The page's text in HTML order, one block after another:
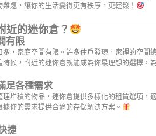
題，讓你的生活變得更有秩序，更輕鬆！
近的迷你倉？
有限
，家庭空間有限。許多住戶發現，家裡的空間
時候，附近的迷你倉就能成為你最理想的選擇，
足各種需求
堆積的物品，迷你倉提供多樣化的租賃選項，
你的需求提供合適的存儲解決方案。
捷